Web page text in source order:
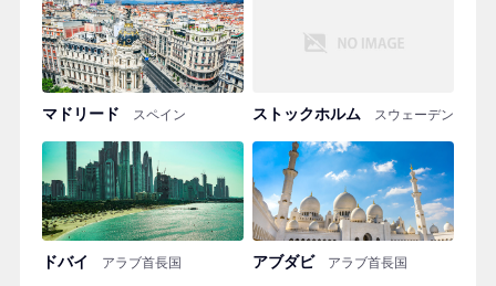
マドリード スペイン ストックホルム スウェーデン
ドバイ アラブ首長国 アブダビ アラブ首長国